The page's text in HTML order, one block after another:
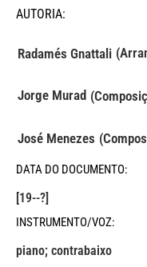
AUTORIA:
Radamés Gnattali
Jorge Murad
José Menezes
DATA DO DOCUMENTO:
[19--?]
INSTRUMENTO/VOZ:
piano; contrabaixo